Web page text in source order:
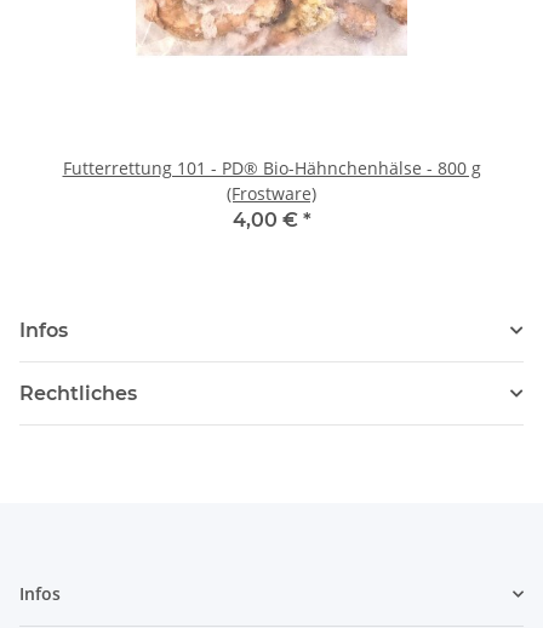
Futterrettung 101 - PD® Bio-Hähnchenhälse - 800 g
(Frostware)
4,00 € *
Infos
Rechtliches
Infos